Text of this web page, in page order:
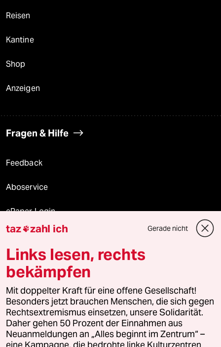
Reisen
Kantine
Shop
Anzeigen
Fragen & Hilfe
Feedback
Aboservice
ePaper Login
Downloads für Abonnierende
© 2026 taz Verlags und Vertriebs GmbH
Alle Rechte vorbehalten. Bei rechtlichen Fragen oder für Genehmigungen
wenden Sie sich bitte an
lizenzen@taz.de
Feedback Redaktionsstatut Kommune-Richtlinien
taz zahl ich Gerade nicht
Links lesen, rechts
bekämpfen
Mit doppelter Kraft für eine offene Gesellschaft!
Besonders jetzt brauchen Menschen, die sich gegen
Rechtsextremismus einsetzen, unsere Solidarität.
Daher gehen 50 Prozent der Einnahmen aus
Neuanmeldungen an „Alles beginnt im Zentrum“ –